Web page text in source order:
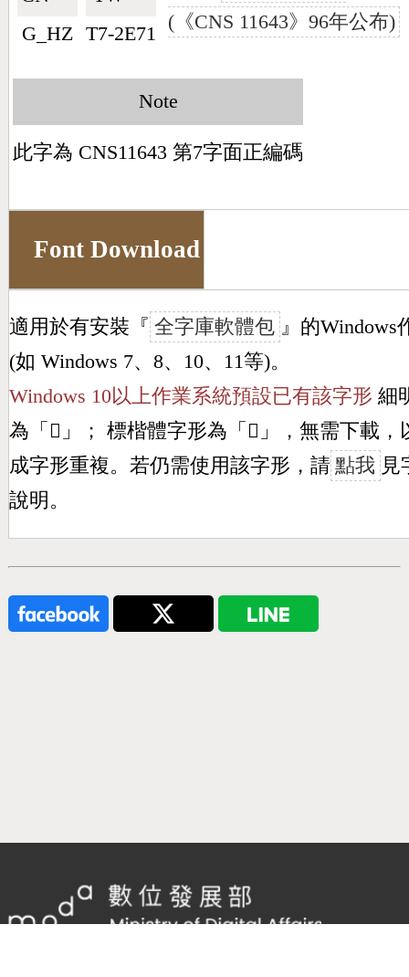
G_HZ T7-2E71
(《CNS 11643》96年公布)
Note
此字為 CNS11643 第7字面正編碼
Font Download
適用於有安裝『 全字庫軟體包 』的Windows
(如 Windows 7、8、10、11等)。
Windows 10以上作業系統預設已有該字形 細
為「 𣛘 」； 標楷體字形為「 𣛘 」，無需下載，
成字形重複。若仍需使用該字形，請 點我 見
說明。